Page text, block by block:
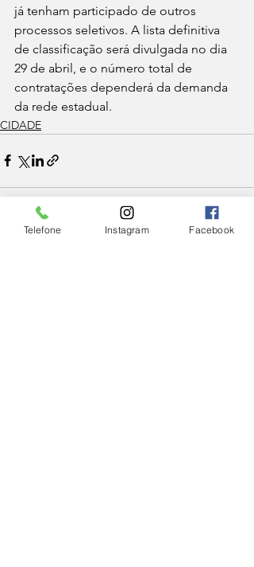
já tenham participado de outros
processos seletivos. A lista definitiva
de classificação será divulgada no dia
29 de abril, e o número total de
contratações dependerá da demanda
da rede estadual.
CIDADE
Telefone Instagram Facebook